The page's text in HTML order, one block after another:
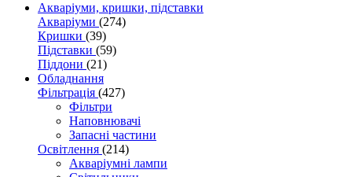
Акваріуми, кришки, підставки
Акваріуми (274)
Кришки (39)
Підставки (59)
Піддони (21)
Обладнання
Фільтрація (427)
Фільтри
Наповнювачі
Запасні частини
Освітлення (214)
Акваріумні лампи